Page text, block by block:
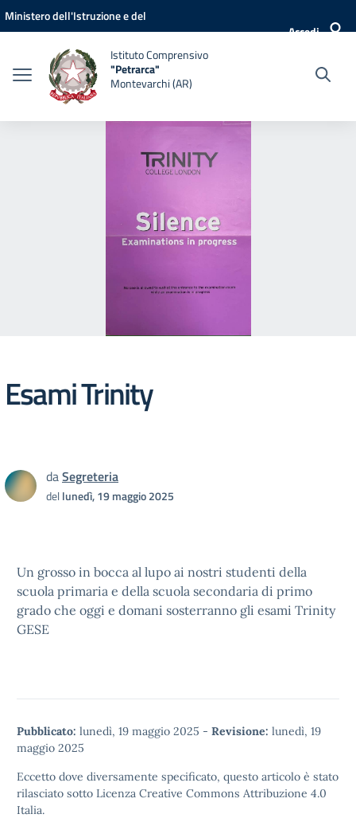
Vai ai contenuti
Vai al menu di navigazione
Vai al footer
Ministero dell'Istruzione e del
Accedi
Istituto Comprensivo
"Petrarca"
Montevarchi (AR)
Esami Trinity
daSegreteria
dellunedì, 19 maggio 2025
Un grosso in bocca al lupo ai nostri studenti della
scuola primaria e della scuola secondaria di primo
grado che oggi e domani sosterranno gli esami Trinity
GESE
Pubblicato: lunedì, 19 maggio 2025 - Revisione: lunedì, 19
maggio 2025
Eccetto dove diversamente specificato, questo articolo è stato
rilasciato sotto Licenza Creative Commons Attribuzione 4.0
Italia.